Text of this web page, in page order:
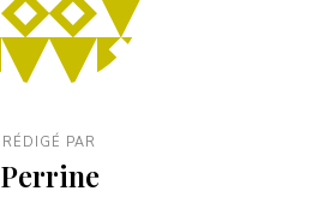
RÉDIGÉ PAR
Perrine